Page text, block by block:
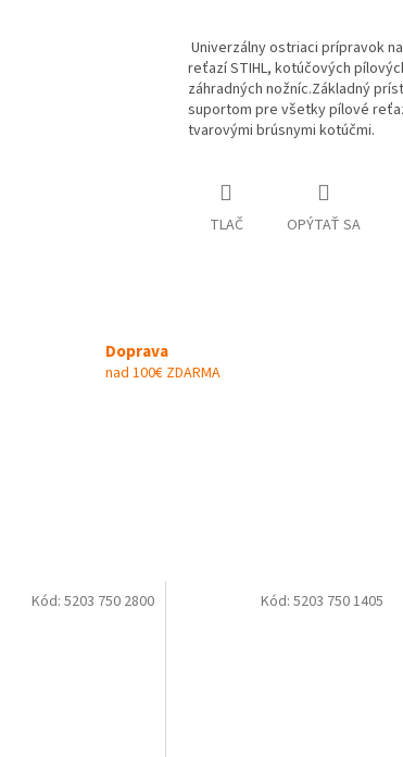
Univerzálny ostriaci prípravok
reťazí STIHL, kotúčových
záhradných nožníc.Základný
suportom pre všetky pílové
tvarovými brúsnymi kotúčmi.
TLAČ OPÝTAŤ SA
Doprava
nad 100€ ZDARMA
Kód: 5203 750 2800 Kód:5203 750 1405